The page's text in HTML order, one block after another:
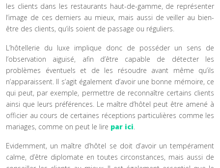
les clients dans les restaurants haut-de-gamme, de représenter
l’image de ces derniers au mieux, mais aussi de veiller au bien-
être des clients, qu’ils soient de passage ou réguliers.
L’hôtellerie du luxe implique donc de posséder un sens de
l’observation aiguisé, afin d’être capable de détecter les
problèmes éventuels et de les résoudre avant même qu’ils
n’apparaissent. Il s’agit également d’avoir une bonne mémoire, ce
qui peut, par exemple, permettre de reconnaître certains clients
ainsi que leurs préférences. Le maître d’hôtel peut être amené à
officier au cours de certaines réceptions particulières comme les
mariages, comme on peut le lire par ici.
Evidemment, un maître d’hôtel se doit d’avoir un tempérament
calme, d’être diplomate en toutes circonstances, mais aussi de